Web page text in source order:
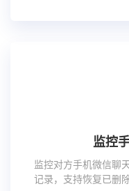
监控
监控对方手机微信聊
记录，支持恢复已删